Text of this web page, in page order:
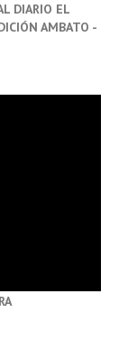
DIARIO EL
AMBATO -